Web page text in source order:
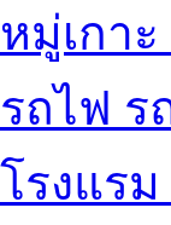
หมู่เกา
รถไฟ ร
โรงแร